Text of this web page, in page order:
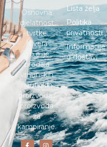
Osnovna
djelatnost
tvrtke
Nivera
d.o.o. je
prodaja
vrhunskih
nautičkih
proizvoda i
proizvoda
za
kampiranje.
Lista želja
Politika
privatnosti
Informacije
o dostavi